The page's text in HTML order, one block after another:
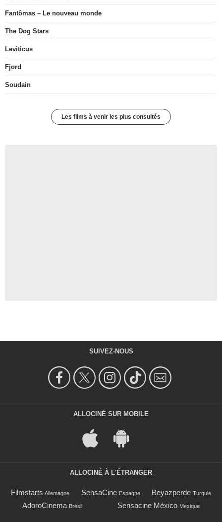
Fantômas – Le nouveau monde
The Dog Stars
Leviticus
Fjord
Soudain
Les films à venir les plus consultés
SUIVEZ-NOUS
ALLOCINÉ SUR MOBILE
ALLOCINÉ À L'ÉTRANGER
Filmstarts Allemagne SensaCine Espagne Beyazperde Turquie
AdoroCinema Brésil Sensacine México Mexique